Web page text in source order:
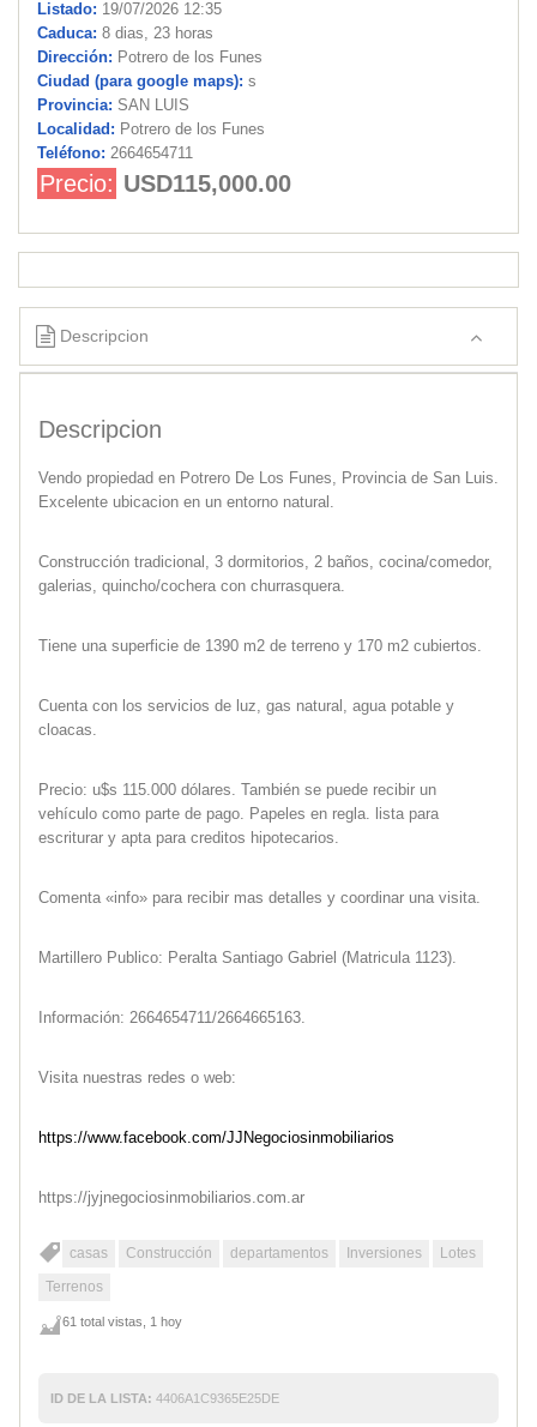
Listado: 19/07/2026 12:35
Caduca: 8 dias, 23 horas
Dirección: Potrero de los Funes
Ciudad (para google maps): s
Provincia: SAN LUIS
Localidad: Potrero de los Funes
Teléfono: 2664654711
Precio: USD115,000.00
Descripcion
Descripcion
Vendo propiedad en Potrero De Los Funes, Provincia de San Luis.
Excelente ubicacion en un entorno natural.
Construcción tradicional, 3 dormitorios, 2 baños, cocina/comedor,
galerias, quincho/cochera con churrasquera.
Tiene una superficie de 1390 m2 de terreno y 170 m2 cubiertos.
Cuenta con los servicios de luz, gas natural, agua potable y
cloacas.
Precio: u$s 115.000 dólares. También se puede recibir un
vehículo como parte de pago. Papeles en regla. lista para
escriturar y apta para creditos hipotecarios.
Comenta «info» para recibir mas detalles y coordinar una visita.
Martillero Publico: Peralta Santiago Gabriel (Matricula 1123).
Información: 2664654711/2664665163.
Visita nuestras redes o web:
https://www.facebook.com/JJNegociosinmobiliarios
https://jyjnegociosinmobiliarios.com.ar
casas Construcción departamentos Inversiones
Lotes
Terrenos
61 total vistas, 1 hoy
ID DE LA LISTA: 4406A1C9365E25DE